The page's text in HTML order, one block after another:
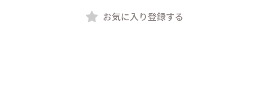
お気に入り登録する